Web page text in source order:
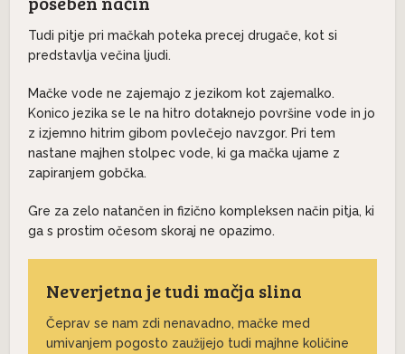
Tudi pitje pri mačkah poteka precej drugače, kot si
predstavlja večina ljudi.
Mačke vode ne zajemajo z jezikom kot zajemalko.
Konico jezika se le na hitro dotaknejo površine vode in jo
z izjemno hitrim gibom povlečejo navzgor. Pri tem
nastane majhen stolpec vode, ki ga mačka ujame z
zapiranjem gobčka.
Gre za zelo natančen in fizično kompleksen način pitja, ki
ga s prostim očesom skoraj ne opazimo.
Neverjetna je tudi mačja slina
Čeprav se nam zdi nenavadno, mačke med
umivanjem pogosto zaužijejo tudi majhne količine